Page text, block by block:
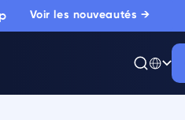
Voir les nouveautés →